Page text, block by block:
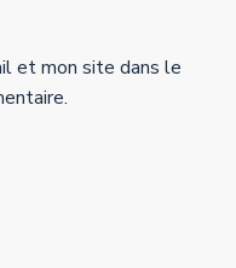
et mon site dans le